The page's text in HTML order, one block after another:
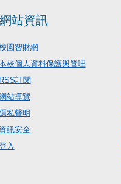
網站資訊
園智財網
校個人資料保護與管理
RSS訂閱
站導覽
隱私聲明
資訊安全
入